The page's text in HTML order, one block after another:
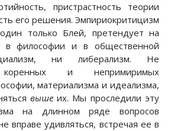
пристрастность теории
его решения. Эмпириокритицизм
только Блей, претендует на
в философии и в общественной
ни либерализм. Не
коренных и непримиримых
материализма и идеализма,
вышеих. Мы проследили эту
на длинном ряде вопросов
вправе удивляться, встречая ее в